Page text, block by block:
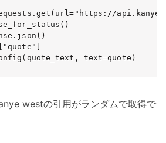
text=quote)
westの引用がランダムで取得で